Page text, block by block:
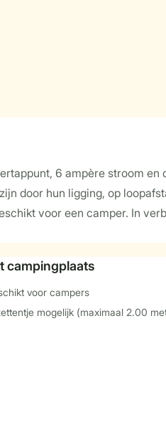
6 ampère stroom en
door hun ligging, op
voor een camper. In
campingplaats
voor campers
mogelijk (maximaal 2.00